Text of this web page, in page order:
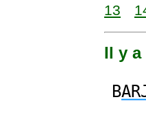
13
Il y a
B